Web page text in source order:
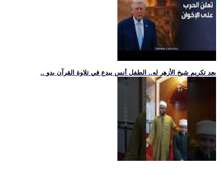
.. بعد تكريم شيخ الأزهر له.. الطفل أنس يبدع في تلاوة القرآن بدو